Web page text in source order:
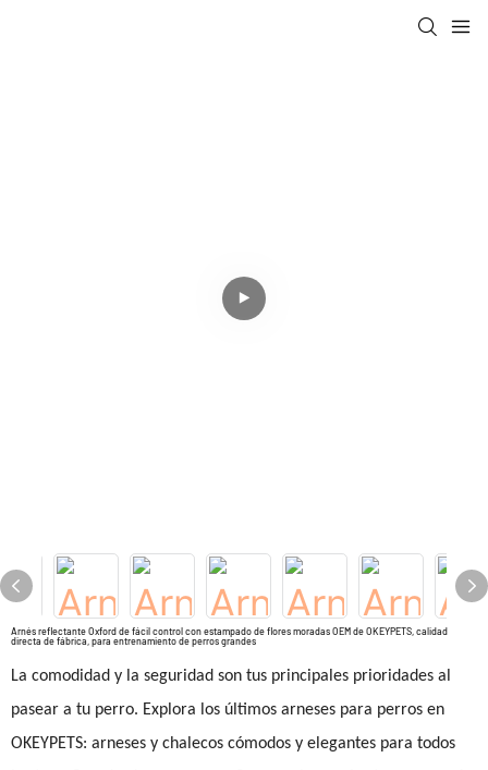
Arnés reflectante Oxford de fácil control con estampado de flores moradas OEM de OKEYPETS, calidad
directa de fábrica, para entrenamiento de perros grandes
La comodidad y la seguridad son tus principales prioridades al
pasear a tu perro. Explora los últimos arneses para perros en
OKEYPETS: arneses y chalecos cómodos y elegantes para todos